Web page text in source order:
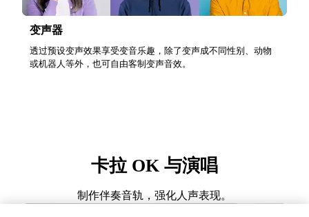
变声器
透过预设变声效果享受变音乐趣，除了变声成不同性别、动物
或机器人等外，也可自由客制变声音效。
卡拉 OK 与演唱
制作伴奏音轨，强化人声表现。